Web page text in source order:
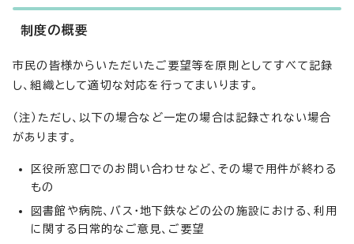
制度の概要
市民の皆様からいただいたご要望等を原則としてすべて記録
し、組織として適切な対応を行ってまいります。
（注）ただし、以下の場合など一定の場合は記録されない場合
があります。
区役所窓口でのお問い合わせなど、その場で用件が終わる
もの
図書館や病院、バス・地下鉄などの公の施設における、利用
に関する日常的なご意見、ご要望